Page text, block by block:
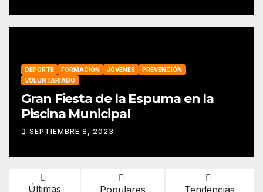
DEPORTE FORMACIÓN JÓVENES
PREVENCIÓN
VOLUNTARIADO
Gran Fiesta de la Espuma en la
Piscina Municipal
SEPTIEMBRE 8, 2023
Últimas